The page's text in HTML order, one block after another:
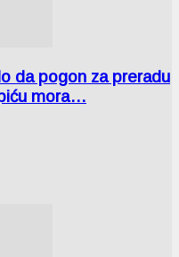
da pogon za preradu
mora…